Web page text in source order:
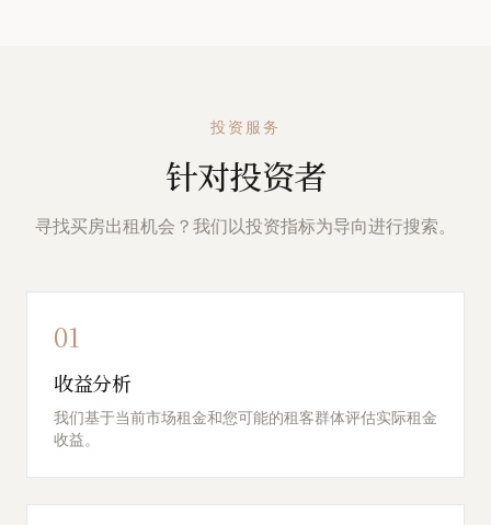
投资服务
针对投资者
寻找买房出租机会？我们以投资指标为导向进行搜索。
01
收益分析
我们基于当前市场租金和您可能的租客群体评估实际租金
收益。